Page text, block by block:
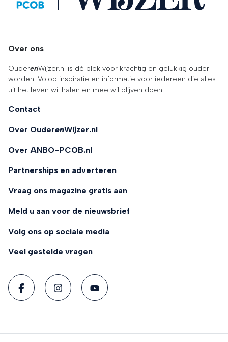
Over ons
OuderenWijzer.nl is dé plek voor krachtig en gelukkig ouder
worden. Volop inspiratie en informatie voor iedereen die alles
uit het leven wil halen en mee wil blijven doen.
Contact
Over OuderenWijzer.nl
Over ANBO-PCOB.nl
Partnerships en adverteren
Vraag ons magazine gratis aan
Meld u aan voor de nieuwsbrief
Volg ons op sociale media
Veel gestelde vragen